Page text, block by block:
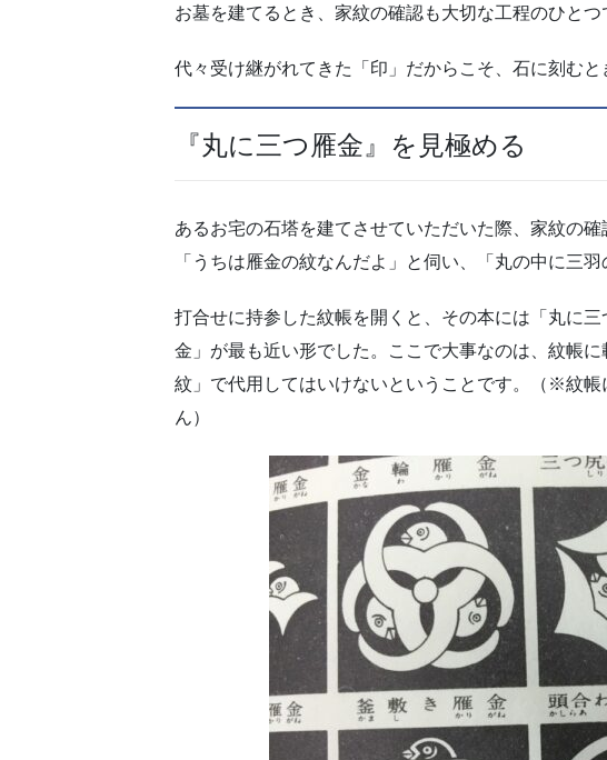
お墓を建てるとき、家紋の確認も大切な工程のひと
代々受け継がれてきた「印」だからこそ、石に刻む
『丸に三つ雁金』を見極める
あるお宅の石塔を建てさせていただいた際、家紋の
「うちは雁金の紋なんだよ」と伺い、「丸の中に三羽
打合せに持参した紋帳を開くと、その本には「丸に
金」が最も近い形でした。ここで大事なのは、紋帳
紋」で代用してはいけないということです。（※紋
ん）